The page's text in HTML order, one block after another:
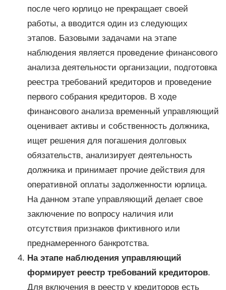
после чего юрлицо не прекращает своей
работы, а вводится один из следующих
этапов. Базовыми задачами на этапе
наблюдения является проведение финансового
анализа деятельности организации, подготовка
реестра требований кредиторов и проведение
первого собрания кредиторов. В ходе
финансового анализа временный управляющий
оценивает активы и собственность должника,
ищет решения для погашения долговых
обязательств, анализирует деятельность
должника и принимает прочие действия для
оперативной оплаты задолженности юрлица.
На данном этапе управляющий делает свое
заключение по вопросу наличия или
отсутствия признаков фиктивного или
преднамеренного банкротства.
На этапе наблюдения управляющий
формирует реестр требований кредиторов.
Для включения в реестр у кредиторов есть